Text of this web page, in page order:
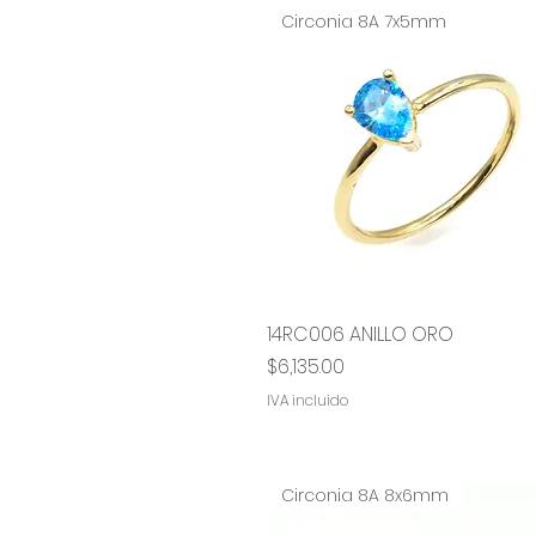
Vista rápida
Circonia 8A 7x5mm
14RC006 ANILLO ORO
Precio
$6,135.00
IVA incluido
Circonia 8A 8x6mm